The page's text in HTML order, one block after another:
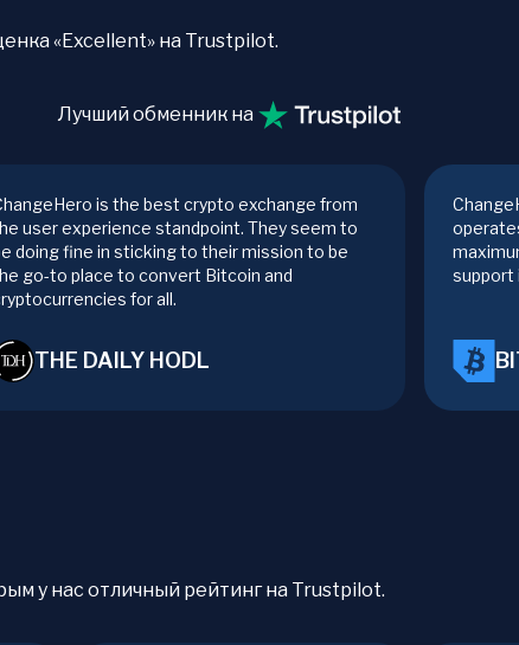
«Excellent» на Trustpilot.
Лучший обменник на
is the best crypto exchange from
user experience standpoint. They seem to
doing fine in sticking to their mission to be
go-to place to convert Bitcoin and
for all.
THE DAILY HODL
support
у нас отличный рейтинг на Trustpilot.